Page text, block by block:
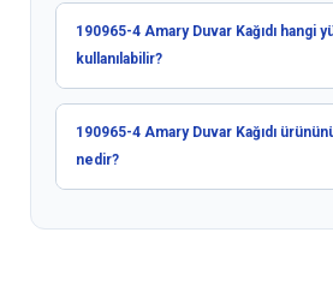
190965-4 Amary Duvar Kağıdı hangi
kullanılabilir?
190965-4 Amary Duvar Kağıdı
nedir?